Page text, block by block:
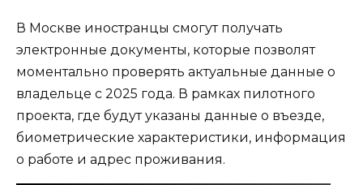
В Москве иностранцы смогут получать
электронные документы, которые позволят
моментально проверять актуальные данные о
владельце с 2025 года. В рамках пилотного
проекта, где будут указаны данные о въезде,
биометрические характеристики, информация
о работе и адрес проживания.